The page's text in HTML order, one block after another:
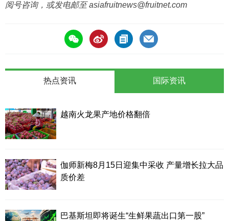
阅号咨询，或发电邮至asiafruitnews@fruitnet.com
热点资讯
越南火龙果产地价格翻倍
伽师新梅8月15日迎集中采收 产量增长拉大品
质价差
巴基斯坦即将诞生“生鲜果蔬出口第一股”
国际资讯